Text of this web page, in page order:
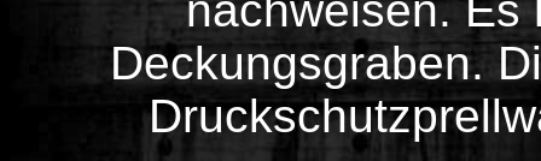
Deckungsgraben.